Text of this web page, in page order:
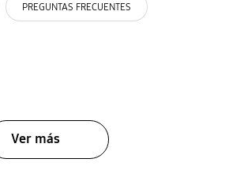
PREGUNTAS FRECUENTES
Ver más